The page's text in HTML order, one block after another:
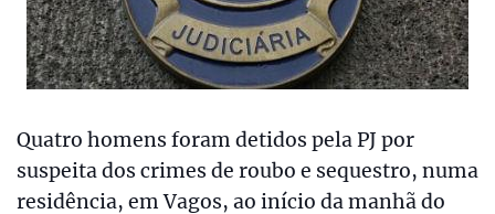
Quatro homens foram detidos pela PJ por
suspeita dos crimes de roubo e sequestro, numa
residência, em Vagos, ao início da manhã do